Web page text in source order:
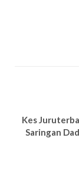
Kes
Saringan